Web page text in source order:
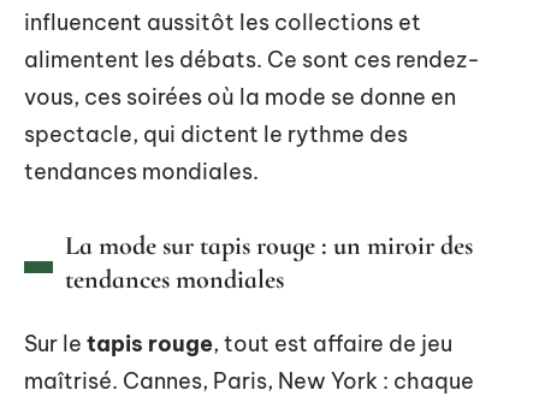
influencent aussitôt les collections et
alimentent les débats. Ce sont ces rendez-
vous, ces soirées où la mode se donne en
spectacle, qui dictent le rythme des
tendances mondiales.
La mode sur tapis rouge : un miroir des
tendances mondiales
Sur le tapis rouge, tout est affaire de jeu
maîtrisé. Cannes, Paris, New York : chaque